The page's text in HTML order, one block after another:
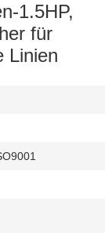
1.5HP,
für
Linien